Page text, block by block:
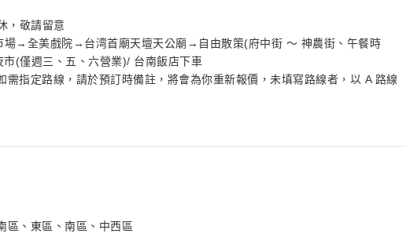
，敬請留意
場→全美戲院→台湾首廟天壇天公廟→自由散策(府中街 ～ 神農街、午餐時
(僅週三、五、六營業)/ 台南飯店下車
需指定路線，請於預訂時備註，將會為你重新報價，未填寫路線者，以 A 路線
區、東區、南區、中西區